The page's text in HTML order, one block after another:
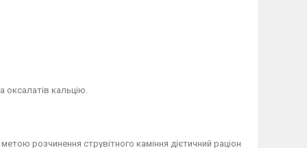
оксалатів кальцію.
розчинення струвітного каміння дієтичний раціон